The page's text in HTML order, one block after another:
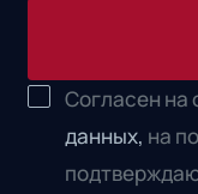
Согласен на
данных, на